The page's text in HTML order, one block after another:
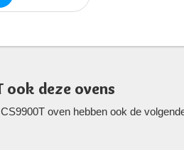
ook deze ovens
oven hebben ook de